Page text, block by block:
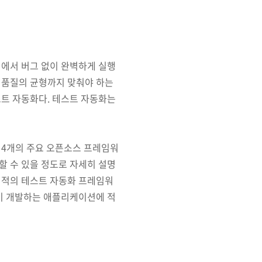
서 버그 없이 완벽하게 실행
질의 균형까지 맞춰야 하는
자동화다. 테스트 자동화는
개의 주요 오픈소스 프레임워
수 있을 정도로 자세히 설명
의 테스트 자동화 프레임워
개발하는 애플리케이션에 적